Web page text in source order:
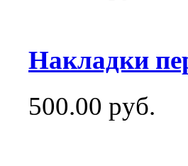
Накладки
500.00 руб.